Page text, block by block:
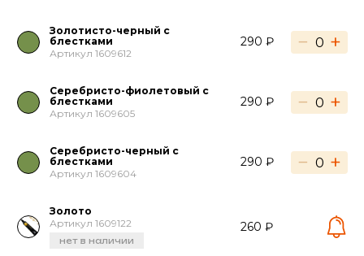
Золотисто-черный с
блестками
Артикул 1609612
290 ₽ − +
Серебристо-фиолетовый с
блестками
Артикул 1609605
290 ₽ − +
Серебристо-черный с
блестками
Артикул 1609604
290 ₽ − +
Золото
Артикул 1609122
нет в наличии
260 ₽